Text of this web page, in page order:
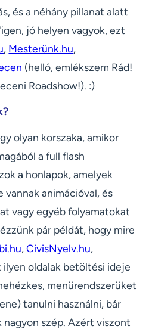
és a néhány pillanat alatt
jó helyen vagyok, ezt
, Mesterünk.hu,
(helló, emlékszem Rád!
Roadshow!). :)
olyan korszaka, amikor
a full flash
a honlapok, amelyek
vannak animációval, és
vagy egyéb folyamatokat
pár példát, hogy mire
,CivisNyelv.hu,
ilyen oldalak betöltési ideje
menürendszerüket
tanulni használni, bár
szép. Azért viszont